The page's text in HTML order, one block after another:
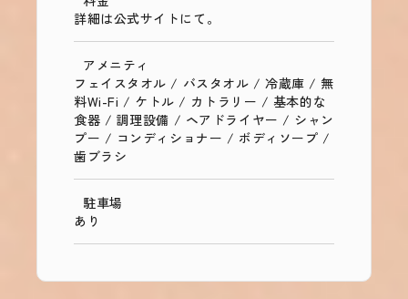
詳細は公式サイトにて。
アメニティ
フェイスタオル / バスタオル / 冷蔵庫 / 無
料Wi-Fi / ケトル / カトラリー / 基本的な
食器 / 調理設備 / ヘアドライヤー / シャン
プー / コンディショナー / ボディソープ /
歯ブラシ
駐車場
あり